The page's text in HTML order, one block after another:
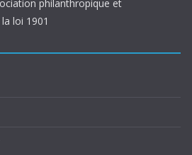
philanthropique et
loi 1901